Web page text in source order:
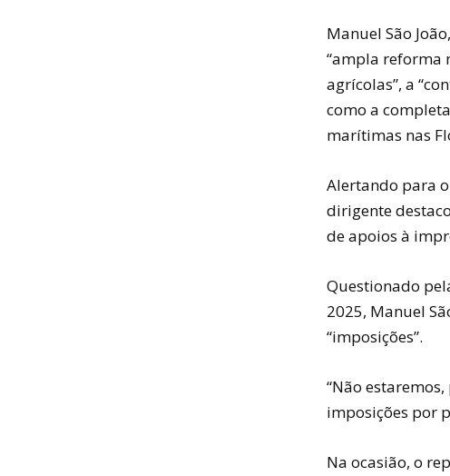
Manuel São
“ampla reforma
agrícolas”, a
como a
marítimas nas
Alertando para
dirigente
de apoios à
Questionado
2025, Manuel
“imposições”.
“Não
imposições por
Na ocasião, o